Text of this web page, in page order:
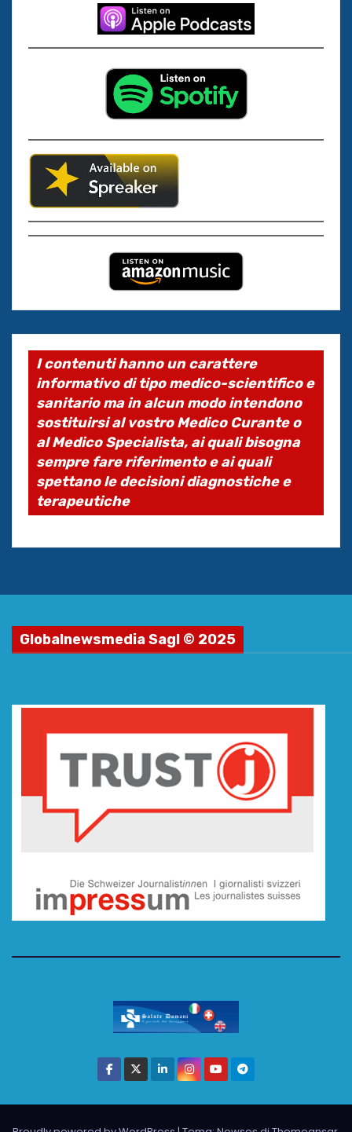
I contenuti hanno un carattere
informativo di tipo medico-scientifico e
sanitario ma in alcun modo intendono
sostituirsi al vostro Medico Curante o
al Medico Specialista, ai quali bisogna
sempre fare riferimento e ai quali
spettano le decisioni diagnostiche e
terapeutiche
Globalnewsmedia Sagl © 2025